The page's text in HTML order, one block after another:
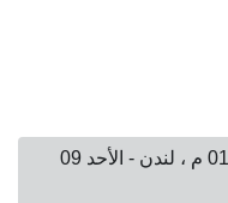
تحديث: الأحد 09 أغسطس 2026, 01:55 م ، لندن - الأحد 09